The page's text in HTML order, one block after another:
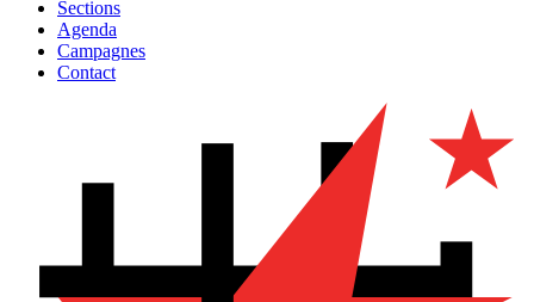
Sections
Agenda
Campagnes
Contact